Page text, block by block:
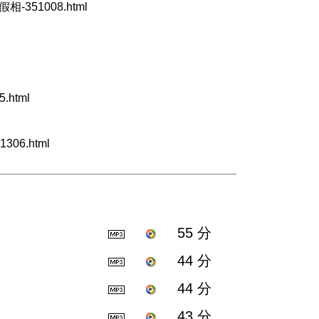
相-351008.html
55 分
44 分
44 分